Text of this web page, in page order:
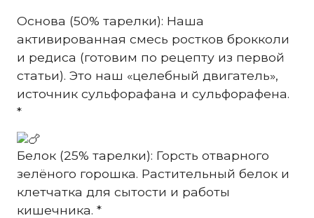
Основа (50% тарелки): Наша
активированная смесь ростков брокколи
и редиса (готовим по рецепту из первой
статьи). Это наш «целебный двигатель»,
источник сульфорафана и сульфорафена.
*
Белок (25% тарелки): Горсть отварного
зелёного горошка. Растительный белок и
клетчатка для сытости и работы
кишечника. *